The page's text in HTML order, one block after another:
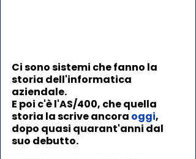
Ci sono sistemi che fanno la
storia dell'informatica
aziendale.
E poi c'è l'AS/400, che quella
storia la scrive ancora oggi,
dopo quasi quarant'anni dal
suo debutto.